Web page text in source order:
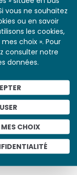
vous ne souhaitez
ou en savoir
les cookies,
choix ». Pour
consulter notre
données.
CHOIX
du grain et
progressiste
”
et les jours ” de
et
travail, Courbet
à la